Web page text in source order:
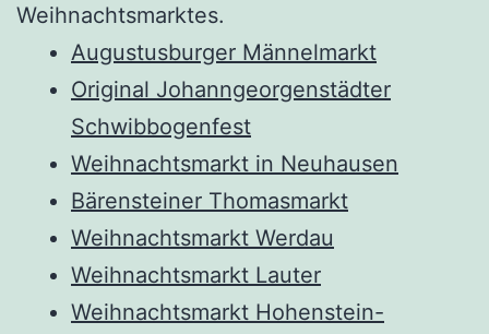
Weihnachtsmarktes.
Augustusburger Männelmarkt
Original Johanngeorgenstädter
Schwibbogenfest
Weihnachtsmarkt in Neuhausen
Bärensteiner Thomasmarkt
Weihnachtsmarkt Werdau
Weihnachtsmarkt Lauter
Weihnachtsmarkt Hohenstein-